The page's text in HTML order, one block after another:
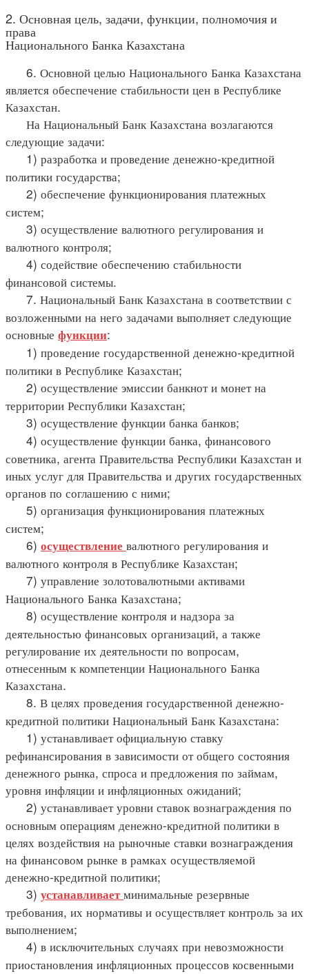
2. Основная цель, задачи, функции, полномочия и
права
Национального Банка Казахстана
6. Основной целью Национального Банка Казахстана
является обеспечение стабильности цен в Республике
Казахстан.
На Национальный Банк Казахстана возлагаются
следующие задачи:
1) разработка и проведение денежно-кредитной
политики государства;
2) обеспечение функционирования платежных
систем;
3) осуществление валютного регулирования и
валютного контроля;
4) содействие обеспечению стабильности
финансовой системы.
7. Национальный Банк Казахстана в соответствии с
возложенными на него задачами выполняет следующие
основные функции:
1) проведение государственной денежно-кредитной
политики в Республике Казахстан;
2) осуществление эмиссии банкнот и монет на
территории Республики Казахстан;
3) осуществление функции банка банков;
4) осуществление функции банка, финансового
советника, агента Правительства Республики Казахстан и
иных услуг для Правительства и других государственных
органов по соглашению с ними;
5) организация функционирования платежных
систем;
6) осуществление валютного регулирования и
валютного контроля в Республике Казахстан;
7) управление золотовалютными активами
Национального Банка Казахстана;
8) осуществление контроля и надзора за
деятельностью финансовых организаций, а также
регулирование их деятельности по вопросам,
отнесенным к компетенции Национального Банка
Казахстана.
8. В целях проведения государственной денежно-
кредитной политики Национальный Банк Казахстана:
1) устанавливает официальную ставку
рефинансирования в зависимости от общего состояния
денежного рынка, спроса и предложения по займам,
уровня инфляции и инфляционных ожиданий;
2) устанавливает уровни ставок вознаграждения по
основным операциям денежно-кредитной политики в
целях воздействия на рыночные ставки вознаграждения
на финансовом рынке в рамках осуществляемой
денежно-кредитной политики;
3) устанавливаетминимальные резервные
требования, их нормативы и осуществляет контроль за их
выполнением;
4) в исключительных случаях при невозможности
приостановления инфляционных процессов косвенными